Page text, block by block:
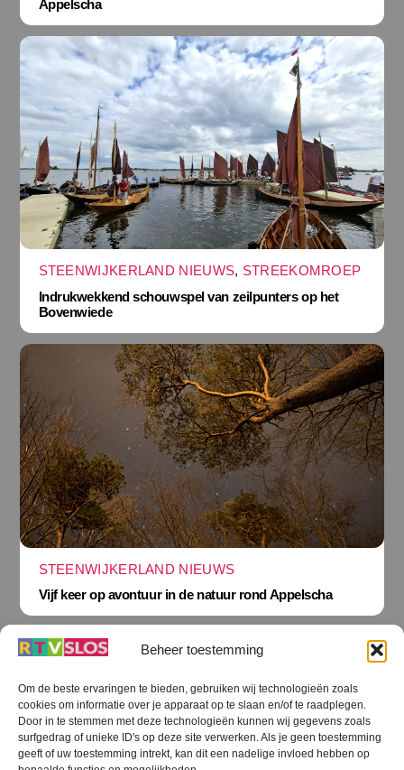
Beheer toestemming
Om de beste ervaringen te bieden, gebruiken wij technologieën zoals
cookies om informatie over je apparaat op te slaan en/of te raadplegen.
Door in te stemmen met deze technologieën kunnen wij gegevens zoals
surfgedrag of unieke ID's op deze site verwerken. Als je geen toestemming
geeft of uw toestemming intrekt, kan dit een nadelige invloed hebben op
Appelscha
STEENWIJKERLAND NIEUWS, STREEKOMROEP
Indrukwekkend schouwspel van zeilpunters op het
Bovenwiede
STEENWIJKERLAND NIEUWS
Vijf keer op avontuur in de natuur rond Appelscha
Terug
naar
boven